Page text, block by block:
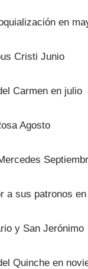
en
Cristi Junio
Carmen en julio
Agosto
a sus patronos
y San Jerónimo
Quinche en